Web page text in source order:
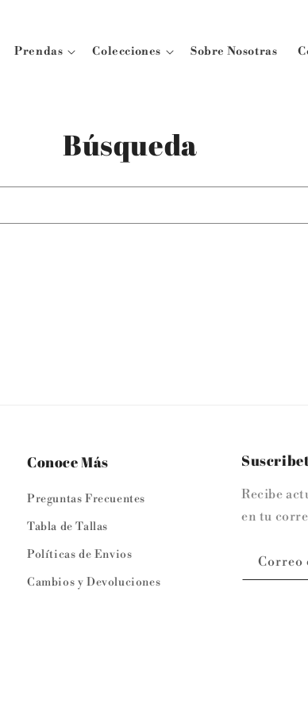
Prendas Colecciones Sobre Nosotras
Búsqueda
Conoce Más
Preguntas Frecuentes
Tabla de Tallas
Políticas de Envios
Cambios y Devoluciones
Recibe
en tu
Correo